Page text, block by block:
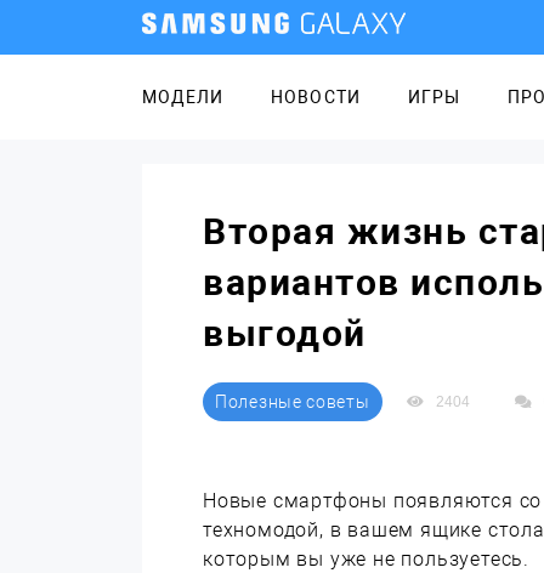
МОДЕЛИ НОВОСТИ ИГРЫ
Вторая жизнь
вариантов
выгодой
Полезные советы 2404
Новые смартфоны появляются со
техномодой, в вашем ящике
которым вы уже не пользуетесь.